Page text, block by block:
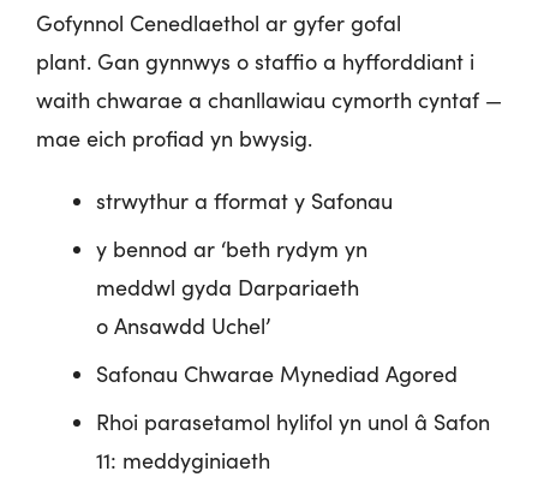
Gofynnol Cenedlaethol ar gyfer gofal
plant. Gan gynnwys o staffio a hyfforddiant i
waith chwarae a chanllawiau cymorth cyntaf —
mae eich profiad yn bwysig.
strwythur a fformat y Safonau
y bennod ar ‘beth rydym yn
meddwl gyda Darpariaeth
o Ansawdd Uchel’
Safonau Chwarae Mynediad Agored
Rhoi parasetamol hylifol yn unol â Safon
11: meddyginiaeth